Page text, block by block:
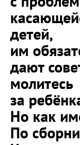
детей,
им
дают
молитесь
за
Но как
По